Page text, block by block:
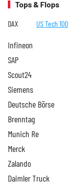
Tops & Flops
DAX US Tech 100
Infineon
SAP
Scout24
Siemens
Deutsche Börse
Brenntag
Munich Re
Merck
Zalando
Daimler Truck